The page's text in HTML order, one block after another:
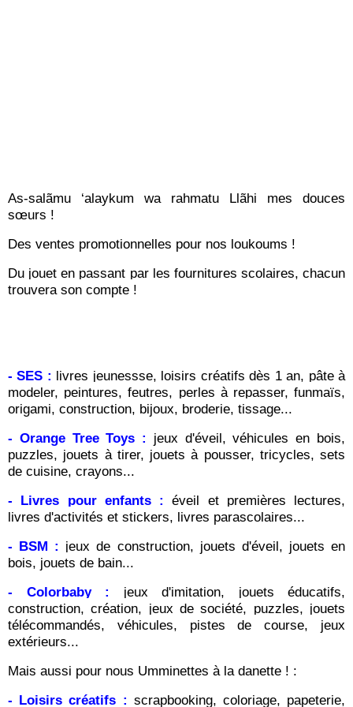
As-salãmu ‘alaykum wa rahmatu Llãhi mes douces
sœurs !
Des ventes promotionnelles pour nos loukoums !
Du jouet en passant par les fournitures scolaires, chacun
trouvera son compte !
- SES : livres jeunessse, loisirs créatifs dès 1 an, pâte à
modeler, peintures, feutres, perles à repasser, funmaïs,
origami, construction, bijoux, broderie, tissage...
- Orange Tree Toys : jeux d'éveil, véhicules en bois,
puzzles, jouets à tirer, jouets à pousser, tricycles, sets
de cuisine, crayons...
- Livres pour enfants : éveil et premières lectures,
livres d'activités et stickers, livres parascolaires...
- BSM : jeux de construction, jouets d'éveil, jouets en
bois, jouets de bain...
- Colorbaby : jeux d'imitation, jouets éducatifs,
construction, création, jeux de société, puzzles, jouets
télécommandés, véhicules, pistes de course, jeux
extérieurs...
Mais aussi pour nous Umminettes à la danette ! :
- Loisirs créatifs : scrapbooking, coloriage, papeterie,